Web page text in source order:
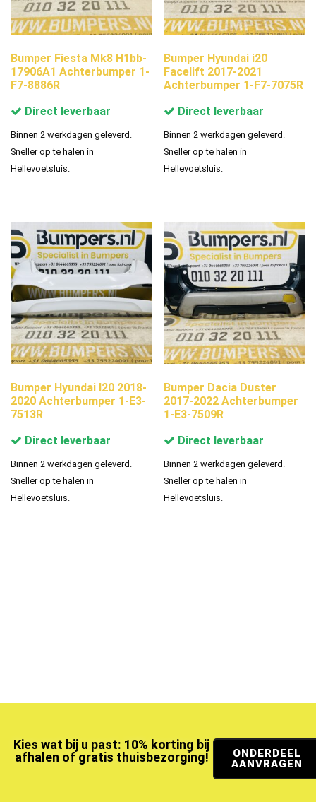
Bumper Fiesta Mk8 H1bb-
17906A1 Achterbumper 1-
F7-8886R
Direct leverbaar
Binnen 2 werkdagen geleverd.
Sneller op te halen in
Hellevoetsluis.
Bumper Hyundai i20
Facelift 2017-2021
Achterbumper 1-F7-7075R
Direct leverbaar
Binnen 2 werkdagen geleverd.
Sneller op te halen in
Hellevoetsluis.
Bumper Hyundai I20 2018-
2020 Achterbumper 1-E3-
7513R
Direct leverbaar
Binnen 2 werkdagen geleverd.
Sneller op te halen in
Hellevoetsluis.
Bumper Dacia Duster
2017-2022 Achterbumper
1-E3-7509R
Direct leverbaar
Binnen 2 werkdagen geleverd.
Sneller op te halen in
Hellevoetsluis.
Kies wat bij u past: 10% korting bij
afhalen of gratis thuisbezorging!
ONDERDEEL
AANVRAGEN